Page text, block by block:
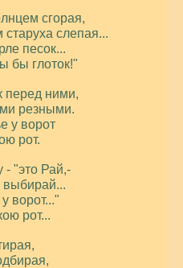
сгорая,
слепая...
песок...
бы глоток!"
перед ними,
резными.
у ворот
рот.
- "это Рай,-
выбирай...
ворот..."
рот...